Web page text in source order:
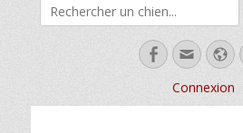
Facebook
Email
Connexion